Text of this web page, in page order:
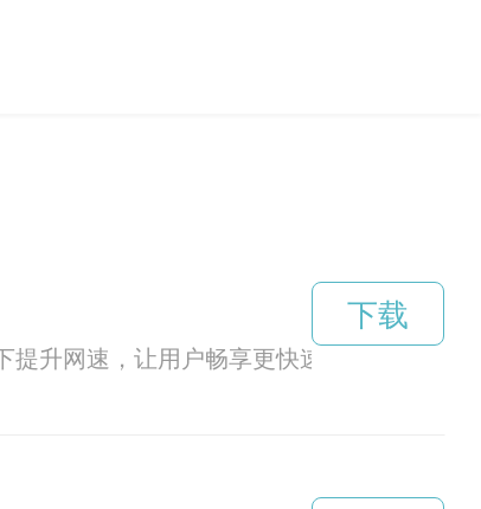
升网速，让用户畅享更快速的网络体验。
下载